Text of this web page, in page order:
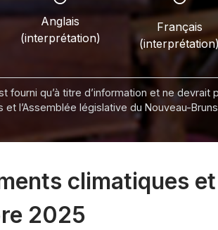
Anglais
(interprétation)
Français
fourni qu’à titre d’information et ne
l’Assemblée législative du Nouveau-
climatiques
2025